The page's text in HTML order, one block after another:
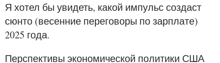
Я хотел бы увидеть, какой импульс создаст
сюнто (весенние переговоры по зарплате)
2025 года.
Перспективы экономической политики США